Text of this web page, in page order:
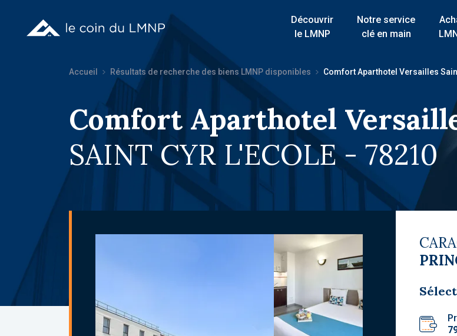
Découvrir
le LMNP
Notre service
clé en main
Accueil Résultats de recherche des biens LMNP disponibles Comfort Aparthotel Versailles
Comfort Aparthotel
SAINT CYR L'ECOLE - 78210